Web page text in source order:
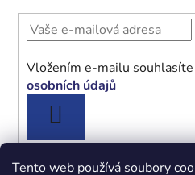
Tento web používá soubory
Vložením e-mailu souhlasíte
osobních údajů
SE